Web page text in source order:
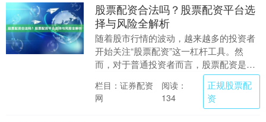
股票配资合法吗？股票配资平台选
择与风险全解析
随着股市行情的波动，越来越多的投资者
开始关注“股票配资”这一杠杆工具。然
而，对于普通投资者而言，股票配资是否
合法、如何选择平台以及存在哪些风险，
往往是令人困惑的....
栏目：证券配资
网
阅读：
134
正规股票配
资